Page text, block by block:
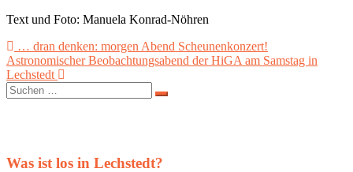
Text und Foto: Manuela Konrad-Nöhren
Beitragsnavigation
… dran denken: morgen Abend Scheunenkonzert!
Astronomischer Beobachtungsabend der HiGA am Samstag in
Lechstedt
Suchen
nach:
Was ist los in Lechstedt?